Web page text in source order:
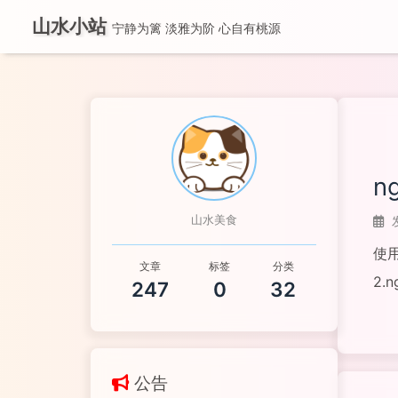
山水小站 宁静为篱 淡雅为阶 心自有桃源
使
山水美食
文章
247
标签
0
分类
32
公告